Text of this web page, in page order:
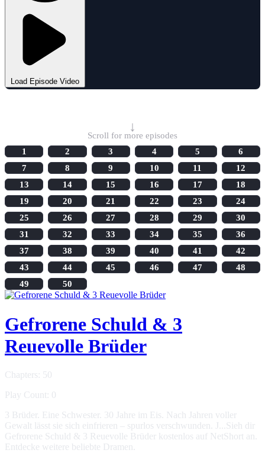
Load Episode Video
↓
Scroll for more episodes
1
2 3 4 5
6
7
8 9 10 11
12
13
14 15 16 17
18
19
20 21 22 23
24
25
26 27 28 29
30
31
32 33 34 35
36
37
38 39 40 41
42
43
44 45 46 47
48
49
50
Gefrorene Schuld & 3
Reuevolle Brüder
Chapters: 50
Play Count: 0
3 Brüder. Eine Schwester. 30 Jahre im Eis. Nach Jahren voller
Gewalt lässt sie sich einfrieren – spurlos verschwunden. J...Sieh dir
Gefrorene Schuld & 3 Reuevolle Brüder kostenlos auf NetShort an.
Entdecke weitere beliebte Dramen.